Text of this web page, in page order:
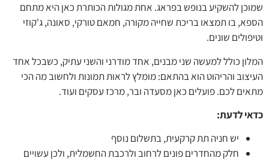
שמוכן להשקיע בנופש בפראג. אחת מגולות הכותרת כאן היא מתחם
הספא, בו תמצאו בריכת שחייה מקורה, חמאם טורקי, סאונה, ג'קוזי
וטיפולים שונים.
המלון כולל למעשה שני מבנים, אחד מודרני והשני עתיק, כשבכל אחד
העיצוב והריהוט הוא בהתאם: מומלץ לראות תמונות ולחשוב מה הכי
מתאים לכם. פועלים כאן מסעדה ובר, מרכז עסקים ועוד.
כדאי לדעת:
יש חניה תת קרקעית, בתשלום נוסף
חלק מהחדרים פונים לרחוב ולרכבת החשמלית, ולכן עשויים